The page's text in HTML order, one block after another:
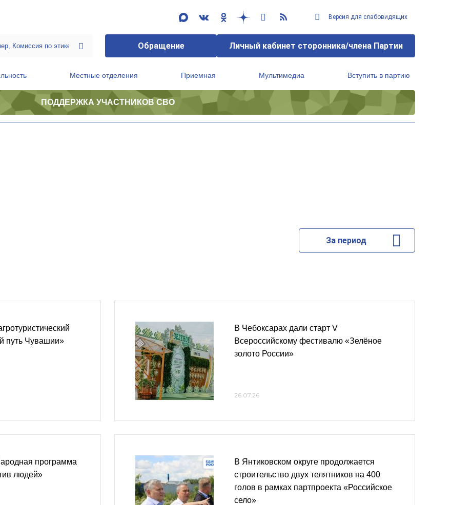
Версия для слабовидящих
Обращение Личный кабинет сторонника/члена Партии
Местные отделения Приемная Мультимедиа Вступить в партию
ПОДДЕРЖКА УЧАСТНИКОВ СВО
За период
путь Чувашии»
программа
людей»
В Чебоксарах дали старт V
Всероссийскому фестивалю «Зелёное
золото России»
26.07.26
В Янтиковском округе продолжается
строительство двух телятников на 400
голов в рамках партпроекта «Российское
село»